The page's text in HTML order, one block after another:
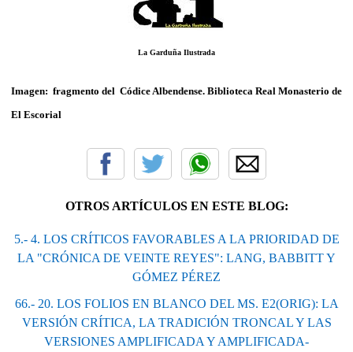
La Garduña Ilustrada
Imagen: fragmento del Códice Albendense. Biblioteca Real Monasterio de
El Escorial
OTROS ARTÍCULOS EN ESTE BLOG:
5.- 4. LOS CRÍTICOS FAVORABLES A LA PRIORIDAD DE
LA "CRÓNICA DE VEINTE REYES": LANG, BABBITT Y
GÓMEZ PÉREZ
66.- 20. LOS FOLIOS EN BLANCO DEL MS. E2(ORIG): LA
VERSIÓN CRÍTICA, LA TRADICIÓN TRONCAL Y LAS
VERSIONES AMPLIFICADA Y AMPLIFICADA-